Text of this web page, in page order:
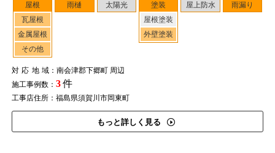
屋根
瓦屋根
金属屋根
その他
雨樋 太陽光
塗装
屋根塗装
外壁塗装
屋上防水 雨漏り
対応地域：南会津郡下郷町 周辺
施工事例数： 3件
工事店住所：福島県須賀川市岡東町
もっと詳しく見る